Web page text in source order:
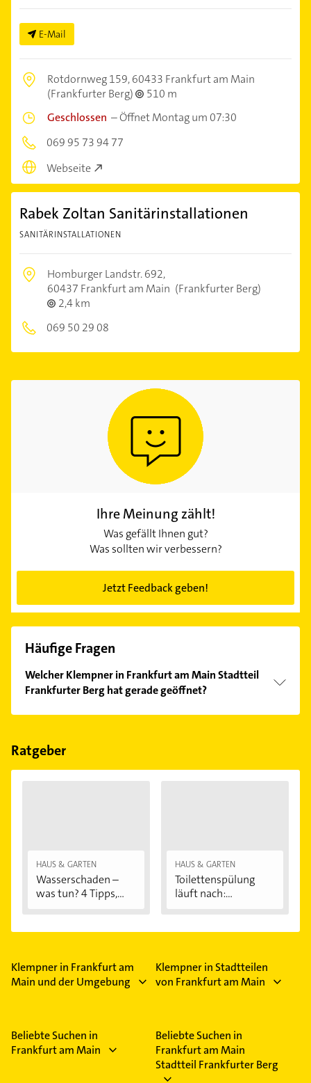
E-Mail
Rotdornweg 159,60433 Frankfurt am Main
(Frankfurter Berg)
510 m
Geschlossen –Öffnet Montag um 07:30
069 95 73 94 77
Webseite
Rabek Zoltan Sanitärinstallationen
SANITÄRINSTALLATIONEN
Homburger Landstr. 692,
60437 Frankfurt am Main (Frankfurter Berg)
2,4 km
069 50 29 08
Ihre Meinung zählt!
Was gefällt Ihnen gut?
Was sollten wir verbessern?
Jetzt Feedback geben!
Häufige Fragen
Welcher Klempner in Frankfurt am Main Stadtteil
Frankfurter Berg hat gerade geöffnet?
Im Anbieter-Bereich finden Sie alleÖffnungszeiten.
Feiertagen abweichen können.
Ratgeber
HAUS & GARTEN
Wasserschaden –
was tun? 4 Tipps,...
HAUS & GARTEN
Toilettenspülung
läuft nach:...
Klempner in Frankfurt am
Main und der Umgebung
Klempner in Stadtteilen
von Frankfurt am Main
Beliebte Suchen in
Frankfurt am Main
Beliebte Suchen in
Frankfurt am Main
Stadtteil Frankfurter Berg